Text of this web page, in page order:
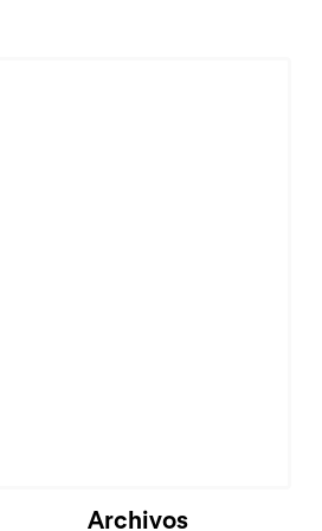
Cargando...Archivos